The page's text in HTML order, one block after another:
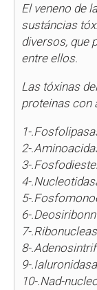
El veneno de
sustáncias
diversos, que
entre ellos.
Las tóxinas
proteinas con
1-
2-
3-
4-
5-
6-
7-
8-
9-
10-.Nad-